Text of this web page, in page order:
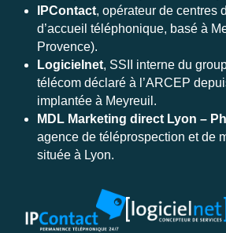
IPContact, opérateur de centres
d’accueil téléphonique, basé à
Provence).
Logicielnet, SSII interne du
télécom déclaré à l’ARCEP
implantée à Meyreuil.
MDL Marketing direct Lyon –
agence de téléprospection et de
située à Lyon.